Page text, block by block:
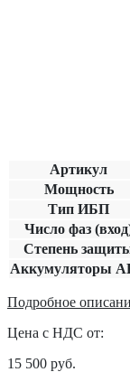
Артикул
Мощность
Тип ИБП
Число фаз
Степень
Аккумуляторы
Подробное
Цена с НДС от:
15 500 руб.